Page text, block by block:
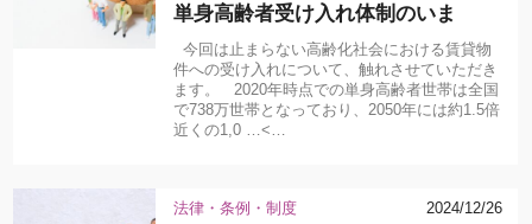
単身高齢者受け入れ体制のいま
今回は止まらない高齢化社会における賃貸物
件への受け入れについて、触れさせていただき
ます。 2020年時点での単身高齢者世帯は全国
で738万世帯となっており、2050年には約1.5倍
近くの1,0 …<…
法律・条例・制度 2024/12/26